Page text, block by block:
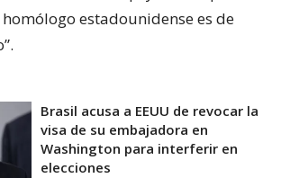
estadounidense es de
Brasil acusa a EEUU de revocar la
visa de su embajadora en
Washington para interferir en
elecciones